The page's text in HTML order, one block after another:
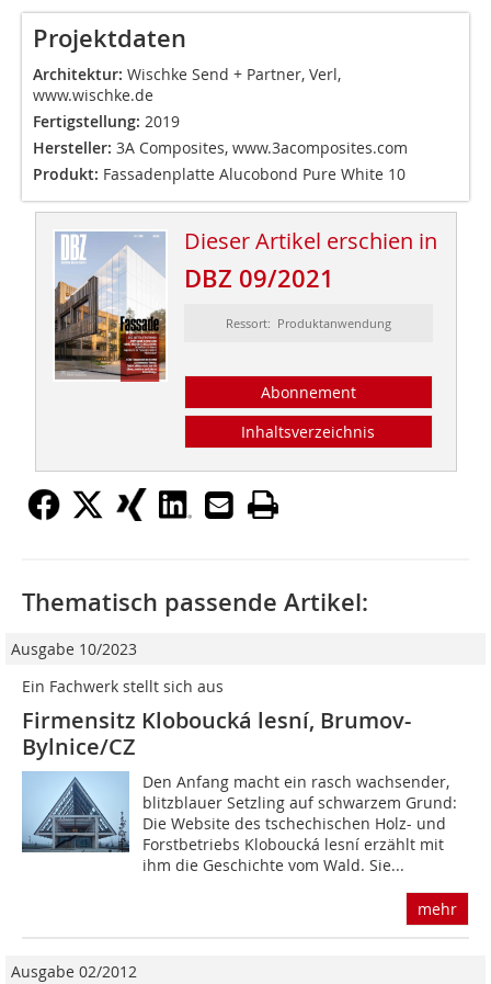
Projektdaten
Architektur: Wischke Send + Partner, Verl,
www.wischke.de
Fertigstellung: 2019
Hersteller: 3A Composites, www.3acomposites.com
Produkt: Fassadenplatte Alucobond Pure White 10
Dieser Artikel erschien in
DBZ 09/2021
Ressort: Produktanwendung
Abonnement
Inhaltsverzeichnis
Thematisch passende Artikel:
Ausgabe 10/2023
Ein Fachwerk stellt sich aus
Firmensitz Kloboucká lesní, Brumov-
Bylnice/CZ
Den Anfang macht ein rasch wachsender,
blitzblauer Setzling auf schwarzem Grund:
Die Website des tschechischen Holz- und
Forstbetriebs Kloboucká lesní erzählt mit
ihm die Geschichte vom Wald. Sie...
mehr
Ausgabe 02/2012